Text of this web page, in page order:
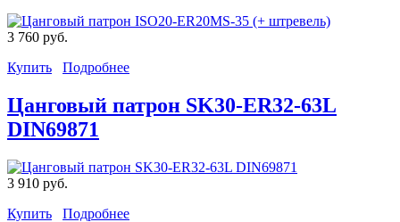
3 760 руб.
Купить
Подробнее
Цанговый патрон SK30-ER32-63L
DIN69871
3 910 руб.
Купить
Подробнее